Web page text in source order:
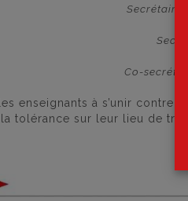
Secrétaire
Co-
enseignants à s’unir contre
tolérance sur leur lieu de